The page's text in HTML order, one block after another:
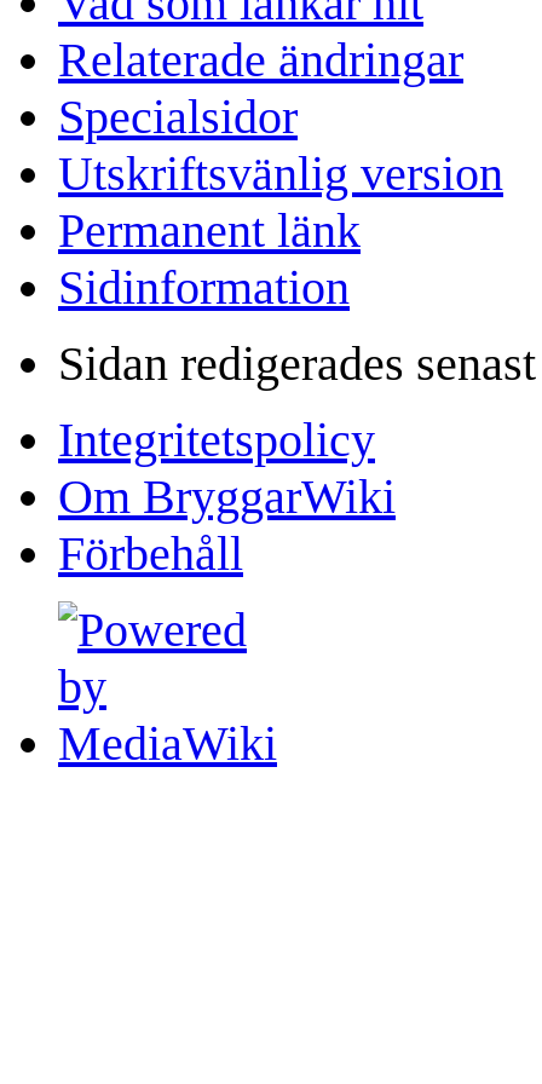
Relaterade ändringar
Specialsidor
Utskriftsvänlig version
Permanent länk
Sidinformation
Sidan redigerades
Integritetspolicy
Om BryggarWiki
Förbehåll